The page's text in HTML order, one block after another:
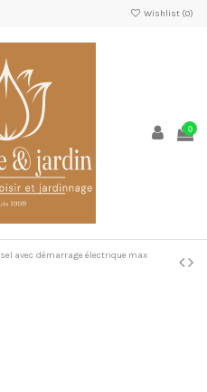
Wishlist (0)
0
avec démarrage électrique max